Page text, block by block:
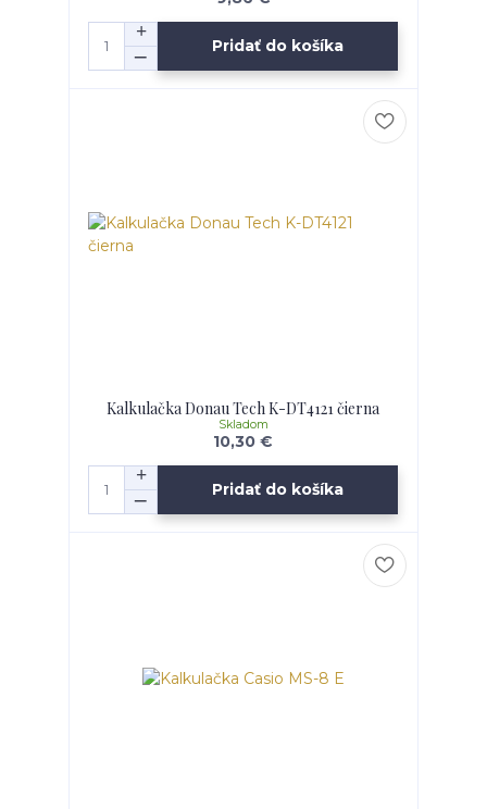
Pridať do košíka
Kalkulačka Donau Tech K-DT4121 čierna
10,30 €
Skladom
Pridať do košíka